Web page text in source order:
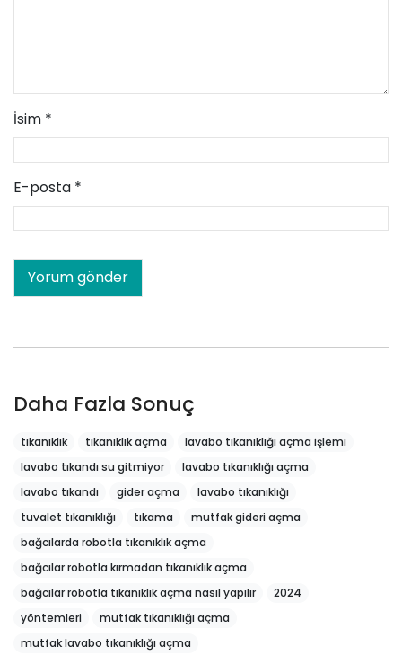
İsim *
E-posta *
Daha Fazla Sonuç
tıkanıklık tıkanıklık açma
lavabo tıkanıklığı açma işlemi
lavabo tıkandı su gitmiyor
lavabo tıkanıklığı açma
lavabo tıkandı
gider açma
lavabo tıkanıklığı
tuvalet tıkanıklığı
tıkama
mutfak gideri açma
bağcılarda robotla tıkanıklık açma
bağcılar robotla kırmadan tıkanıklık açma
bağcılar robotla tıkanıklık açma nasıl yapılır
2024
yöntemleri
mutfak tıkanıklığı açma
mutfak lavabo tıkanıklığı açma